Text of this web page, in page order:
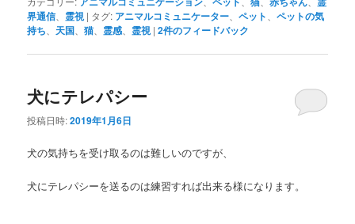
界通信、 霊視 | タグ: アニマルコミュニケーター 、ペット 、ペットの気
持ち
天国 、猫 霊感 霊視 |2件のフィードバック
犬にテレパシー
投稿日時:2019年1月6日
犬の気持ちを受け取るのは難しいのですが、
犬にテレパシーを送るのは練習すれば出来る様になります。